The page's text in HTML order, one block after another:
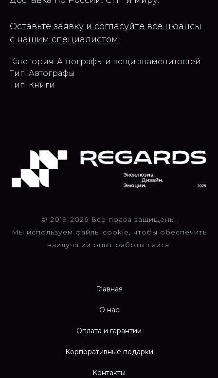
Оставьте заявку и согласуйте все нюансы
с нашим специалистом.
Категория: Автографы и вещи знаменитостей
Тип: Автографы
Тип: Книги
© 2019-2026 Все права защищены.
Мы используем файлы cookie, чтобы обеспечить
наилучший опыт работы сайта.
Главная
О нас
Оплата и гарантии
Корпоративные подарки
Контакты